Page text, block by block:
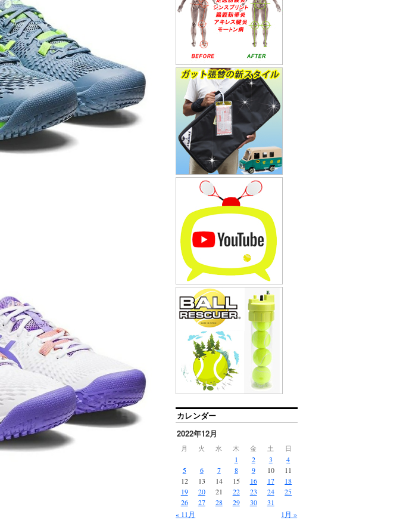
カレンダー
2022年12月
月 火 水 木 金 土 日
« 11月 1月 »
1 2 3
4
5
6 7 8 9 10
11
12
13 14 15 16 17
18
19
20 21 22 23 24
25
26
27 28 29 30 31